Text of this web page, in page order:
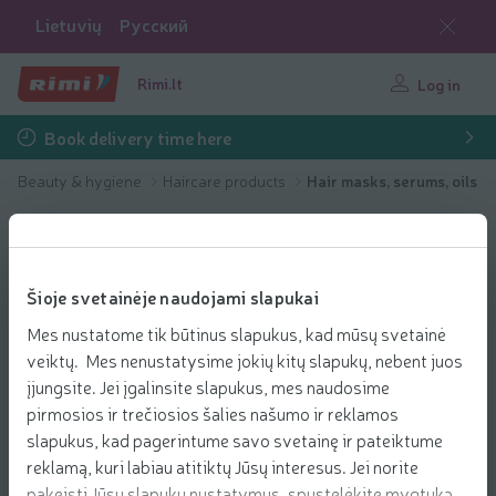
Šioje svetainėje naudojami slapukai
Mes nustatome tik būtinus slapukus, kad mūsų svetainė
veiktų. Mes nenustatysime jokių kitų slapukų, nebent juos
įjungsite. Jei įgalinsite slapukus, mes naudosime
pirmosios ir trečiosios šalies našumo ir reklamos
slapukus, kad pagerintume savo svetainę ir pateiktume
reklamą, kuri labiau atitiktų Jūsų interesus. Jei norite
Lietuvių Русский
Rimi.lt Log in
Book delivery time here
Beauty & hygiene Haircare products Hair masks, serums, oils